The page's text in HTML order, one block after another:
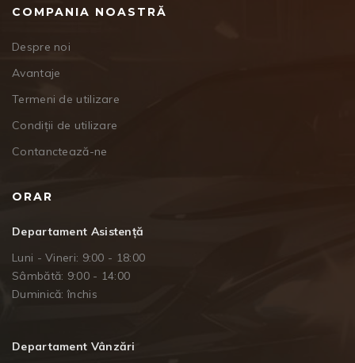
COMPANIA NOASTRĂ
Despre noi
Avantaje
Termeni de utilizare
Condiții de utilizare
Contanctează-ne
ORAR
Departament Asistență
Luni - Vineri: 9:00 - 18:00
Sâmbătă: 9:00 - 14:00
Duminică: închis
Departament Vânzări